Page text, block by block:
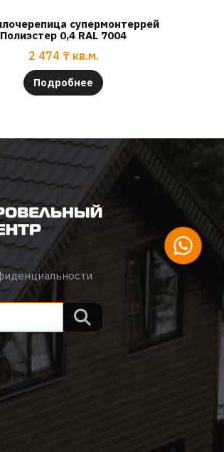
супермонтеррей
Полиэстер 0,4 RAL 7004
2 474 ₸ кв.м.
Подробнее